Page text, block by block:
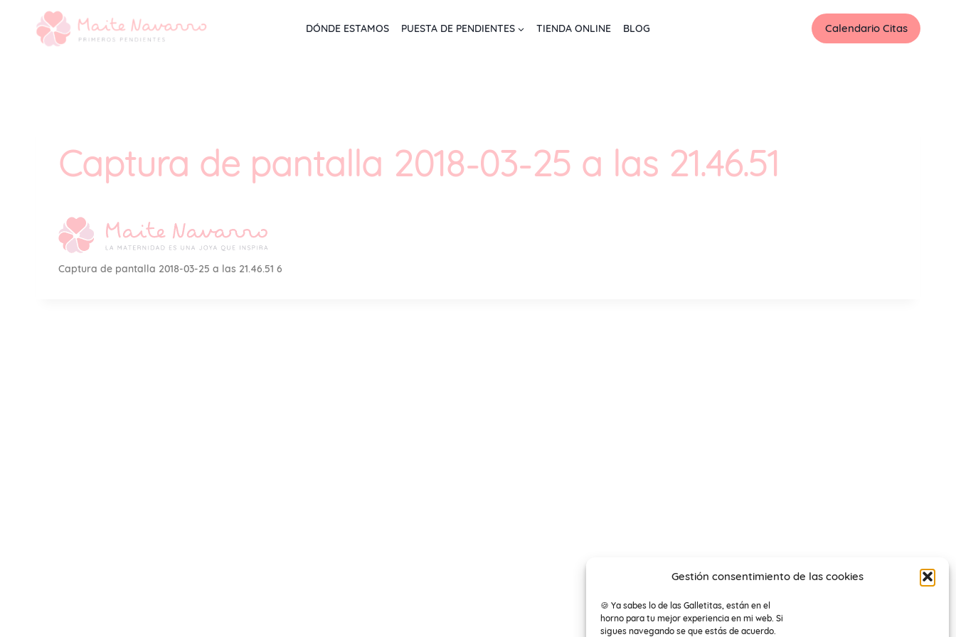
Gestión consentimiento de las cookies
🍪 Ya sabes lo de las Galletitas, están en el
horno para tu mejor experiencia en mi web. Si
sigues navegando se que estás de acuerdo.
DÓNDE ESTAMOS PUESTA DE PENDIENTES TIENDA ONLINE BLOG Calendario Citas
Captura de pantalla 2018-03-25 a las 21.46.51
Captura de pantalla 2018-03-25 a las 21.46.51 6